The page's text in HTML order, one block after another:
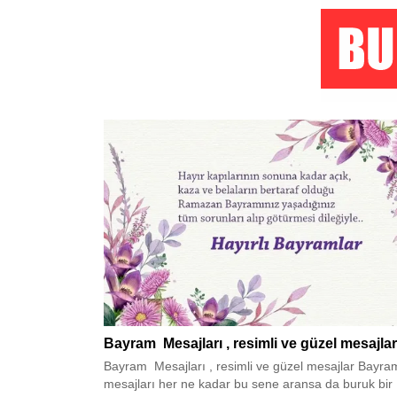
Bayram Mesajları , resimli ve güzel mesajlar
Bayram Mesajları , resimli ve güzel mesajlar
mesajları her ne kadar bu sene aransa da buruk bir